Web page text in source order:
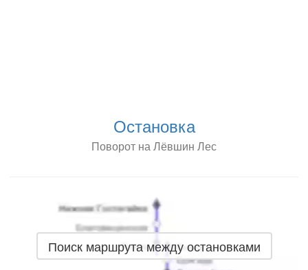
Остановка
Поворот на Лёвшин Лес
Поиск маршрута между остановками